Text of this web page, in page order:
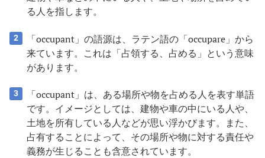
る人を指します。
2
「occupant」の語源は、ラテン語の「occupare」から
来ています。これは「占領する、占める」という意味
があります。
3
「occupant」は、ある場所や物を占める人を表す単語
です。イメージとしては、建物や車の中にいる人や、
土地を所有している人などが思い浮かびます。また、
占有することによって、その場所や物に対する責任や
義務が生じることも含意されています。